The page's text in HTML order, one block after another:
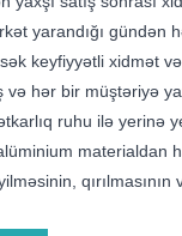
yarandığı gündən
keyfiyyətli xidmət
və hər bir müştəriyə
ruhu ilə yerinə
materialdan
qırılmasının